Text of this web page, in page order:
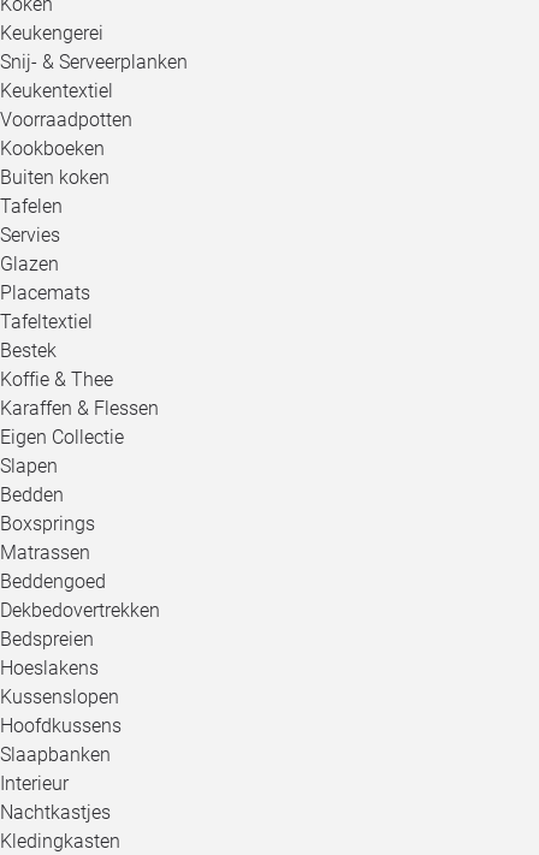
Keukengerei
Snij- & Serveerplanken
Keukentextiel
Voorraadpotten
Kookboeken
Buiten koken
Tafelen
Servies
Glazen
Placemats
Tafeltextiel
Bestek
Koffie & Thee
Karaffen & Flessen
Eigen Collectie
Slapen
Bedden
Boxsprings
Matrassen
Beddengoed
Dekbedovertrekken
Bedspreien
Hoeslakens
Kussenslopen
Hoofdkussens
Slaapbanken
Interieur
Nachtkastjes
Kledingkasten